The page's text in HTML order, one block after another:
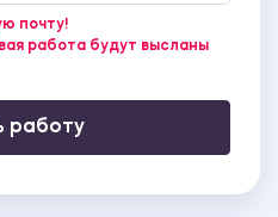
почту!
работа будут высланы
работу